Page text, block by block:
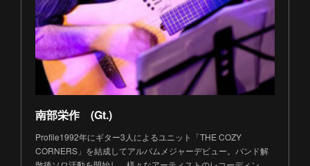
南部栄作 (Gt.)
Profile1992年にギター3人によるユニット「THE COZY
CORNERS」を結成してアルバムメジャーデビュー。バンド解